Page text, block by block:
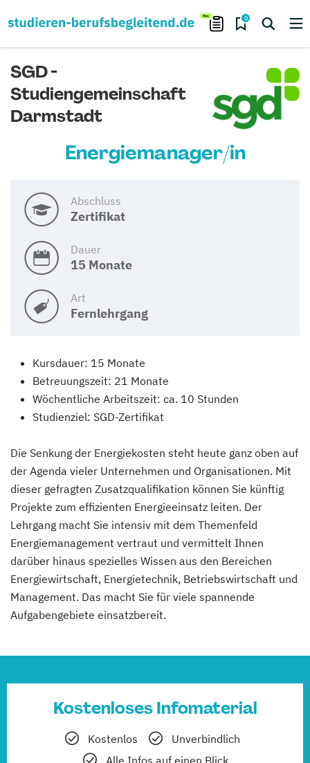
0
SGD -
Studiengemeinschaft
Darmstadt
Energiemanager/in
Abschluss
Zertifikat
Dauer
15 Monate
Art
Fernlehrgang
Kursdauer: 15 Monate
Betreuungszeit: 21 Monate
Wöchentliche Arbeitszeit: ca. 10 Stunden
Studienziel: SGD-Zertifikat
Die Senkung der Energiekosten steht heute ganz oben auf
der Agenda vieler Unternehmen und Organisationen. Mit
dieser gefragten Zusatzqualifikation können Sie künftig
Projekte zum effizienten Energieeinsatz leiten. Der
Lehrgang macht Sie intensiv mit dem Themenfeld
Energiemanagement vertraut und vermittelt Ihnen
darüber hinaus spezielles Wissen aus den Bereichen
Energiewirtschaft, Energietechnik, Betriebswirtschaft und
Management. Das macht Sie für viele spannende
Aufgabengebiete einsatzbereit.
Kostenloses Infomaterial
Kostenlos
Unverbindlich